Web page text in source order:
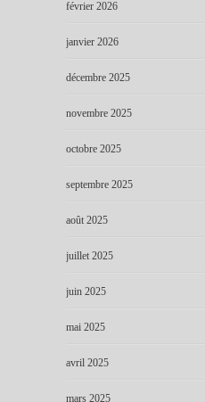
février 2026
janvier 2026
décembre 2025
novembre 2025
octobre 2025
septembre 2025
août 2025
juillet 2025
juin 2025
mai 2025
avril 2025
mars 2025